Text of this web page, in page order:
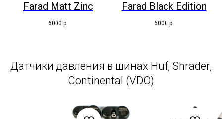
Farad Matt Zinc
6000 р.
Farad Black Edition
6000 р.
Датчики давления в шинах Huf, Shrader,
Continental (VDO)